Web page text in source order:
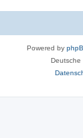
Powered by
Deutsche